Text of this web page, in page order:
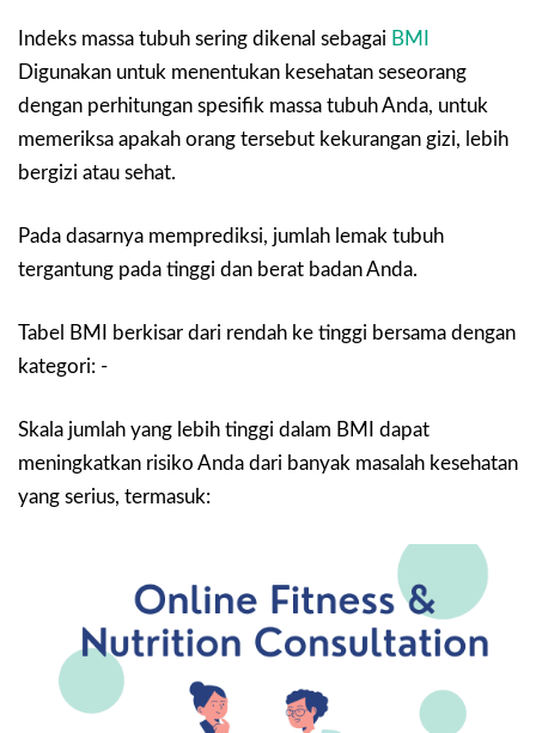
Indeks massa tubuh sering dikenal sebagai BMI
Digunakan untuk menentukan kesehatan seseorang
dengan perhitungan spesifik massa tubuh Anda, untuk
memeriksa apakah orang tersebut kekurangan gizi, lebih
bergizi atau sehat.
Pada dasarnya memprediksi, jumlah lemak tubuh
tergantung pada tinggi dan berat badan Anda.
Tabel BMI berkisar dari rendah ke tinggi bersama dengan
kategori: -
Skala jumlah yang lebih tinggi dalam BMI dapat
meningkatkan risiko Anda dari banyak masalah kesehatan
yang serius, termasuk: